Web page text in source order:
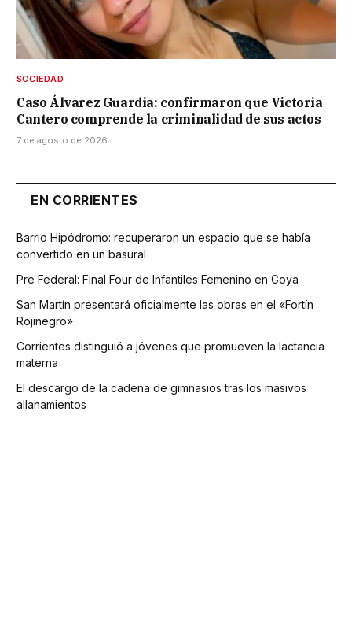
SOCIEDAD
Caso Álvarez Guardia: confirmaron que Victoria
Cantero comprende la criminalidad de sus actos
7 de agosto de 2026
EN CORRIENTES
Barrio Hipódromo: recuperaron un espacio que se había
convertido en un basural
Pre Federal: Final Four de Infantiles Femenino en Goya
San Martín presentará oficialmente las obras en el «Fortín
Rojinegro»
Corrientes distinguió a jóvenes que promueven la lactancia
materna
El descargo de la cadena de gimnasios tras los masivos
allanamientos